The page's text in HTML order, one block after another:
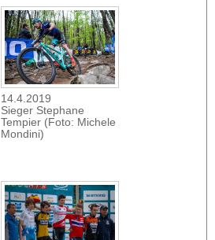
14.4.2019
Sieger Stephane
Tempier (Foto: Michele
Mondini)